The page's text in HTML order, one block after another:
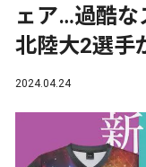
ェア…過酷な
北陸大2選手
2024.04.24